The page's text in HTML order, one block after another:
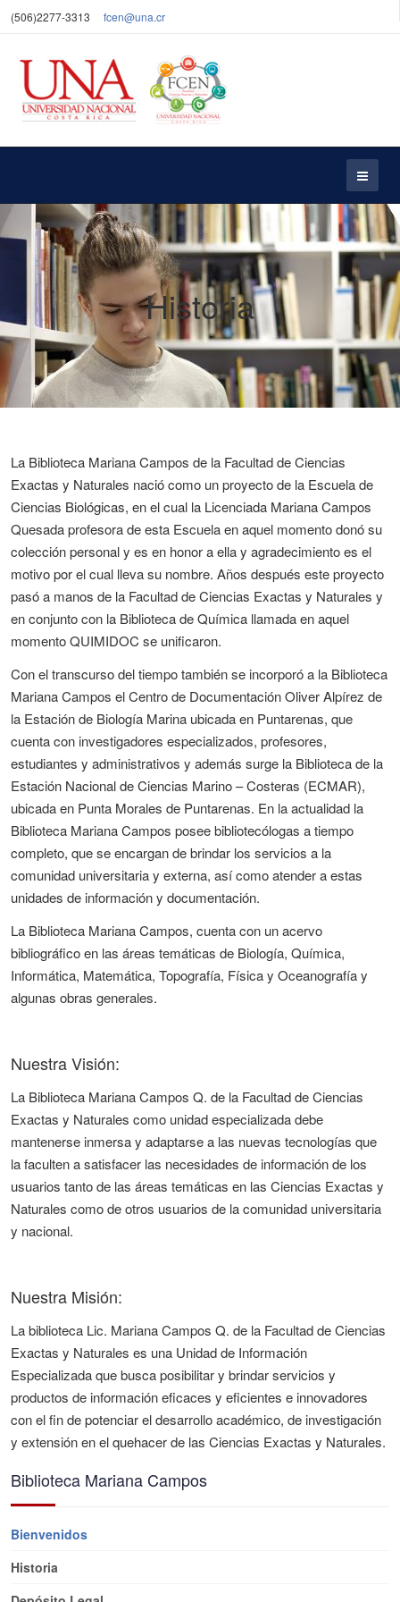
(506)2277-3313 fcen@una.cr
Historia
La Biblioteca Mariana Campos de la Facultad de Ciencias
Exactas y Naturales nació como un proyecto de la Escuela de
Ciencias Biológicas, en el cual la Licenciada Mariana Campos
Quesada profesora de esta Escuela en aquel momento donó su
colección personal y es en honor a ella y agradecimiento es el
motivo por el cual lleva su nombre. Años después este proyecto
pasó a manos de la Facultad de Ciencias Exactas y Naturales y
en conjunto con la Biblioteca de Química llamada en aquel
momento QUIMIDOC se unificaron.
Con el transcurso del tiempo también se incorporó a la Biblioteca
Mariana Campos el Centro de Documentación Oliver Alpírez de
la Estación de Biología Marina ubicada en Puntarenas, que
cuenta con investigadores especializados, profesores,
estudiantes y administrativos y además surge la Biblioteca de la
Estación Nacional de Ciencias Marino – Costeras (ECMAR),
ubicada en Punta Morales de Puntarenas. En la actualidad la
Biblioteca Mariana Campos posee bibliotecólogas a tiempo
completo, que se encargan de brindar los servicios a la
comunidad universitaria y externa, así como atender a estas
unidades de información y documentación.
La Biblioteca Mariana Campos, cuenta con un acervo
bibliográfico en las áreas temáticas de Biología, Química,
Informática, Matemática, Topografía, Física y Oceanografía y
algunas obras generales.
Nuestra Visión:
La Biblioteca Mariana Campos Q. de la Facultad de Ciencias
Exactas y Naturales como unidad especializada debe
mantenerse inmersa y adaptarse a las nuevas tecnologías que
la faculten a satisfacer las necesidades de información de los
usuarios tanto de las áreas temáticas en las Ciencias Exactas y
Naturales como de otros usuarios de la comunidad universitaria
y nacional.
Nuestra Misión:
La biblioteca Lic. Mariana Campos Q. de la Facultad de Ciencias
Exactas y Naturales es una Unidad de Información
Especializada que busca posibilitar y brindar servicios y
productos de información eficaces y eficientes e innovadores
con el fin de potenciar el desarrollo académico, de investigación
y extensión en el quehacer de las Ciencias Exactas y Naturales.
Biblioteca Mariana Campos
Bienvenidos
Historia